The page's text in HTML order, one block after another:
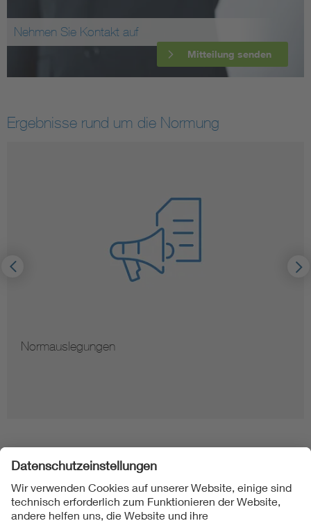
Nehmen Sie Kontakt auf
Mitteilung senden
Ergebnisse rund um die Normung
Normauslegungen
Folgen Sie uns